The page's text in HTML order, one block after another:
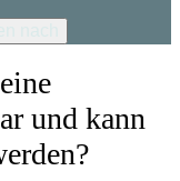
und kann